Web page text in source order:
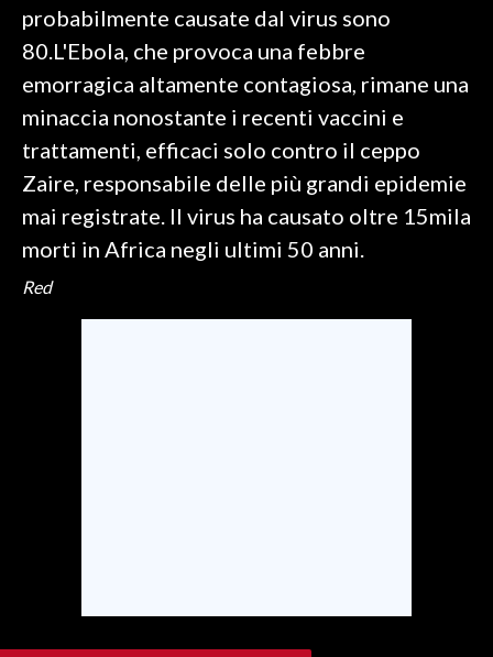
SARDI NEL MONDO
NOTIZIE
EVENTI
3 MINUTI CON
INSULARITÀ
INFO AZIENDE
probabilmente causate dal virus sono
80.L'Ebola, che provoca una febbre
emorragica altamente contagiosa, rimane una
minaccia nonostante i recenti vaccini e
trattamenti, efficaci solo contro il ceppo
Zaire, responsabile delle più grandi epidemie
mai registrate. Il virus ha causato oltre 15mila
morti in Africa negli ultimi 50 anni.
Red